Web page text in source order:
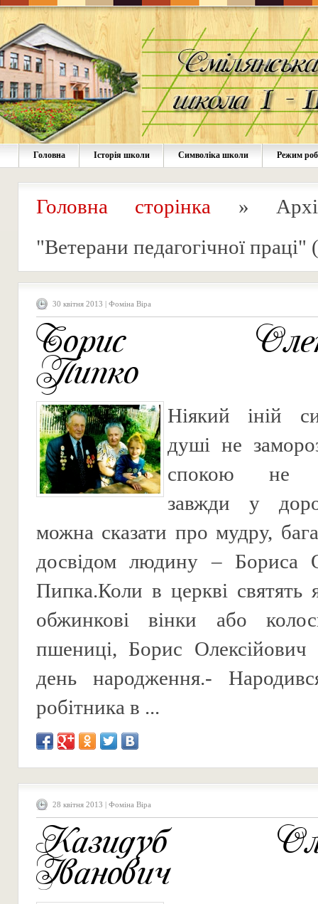
Головна Історія школи Символіка школи Режим
Головна сторінка »
"Ветерани педагогічної праці"
30 квітня 2013 | Фоміна Віра
Борис
Пипко
Ніякий іній
душі не
спокою не
завжди у
можна сказати про мудру,
досвідом людину – Бориса
Пипка.Коли в церкві святять
обжинкові вінки або
пшениці, Борис Олексійович
день народження.-
робітника в ...
28 квітня 2013 | Фоміна Віра
Казидуб
Іванович